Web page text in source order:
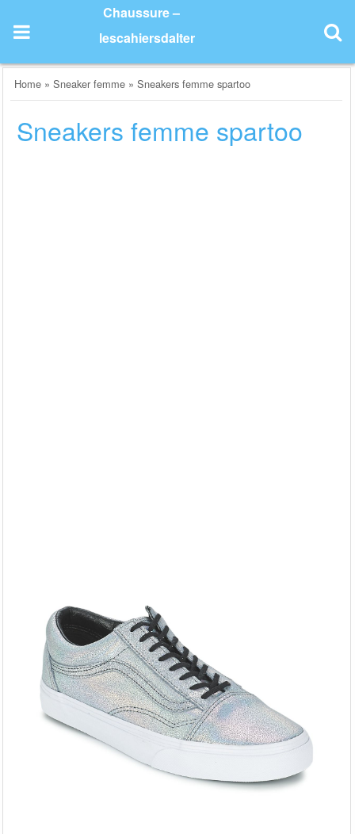
content
Chaussure –
lescahiersdalter
Home »Sneaker femme »Sneakers femme spartoo
Sneakers femme spartoo